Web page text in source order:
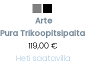
Arte
Pura Trikoopitsipaita
119,00 €
Heti saatavilla